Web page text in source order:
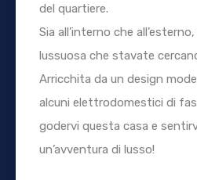
del quartiere.
Sia all’interno che
lussuosa che stavate
Arricchita da un design
alcuni elettrodomestici di
godervi questa casa e
un’avventura di lusso!